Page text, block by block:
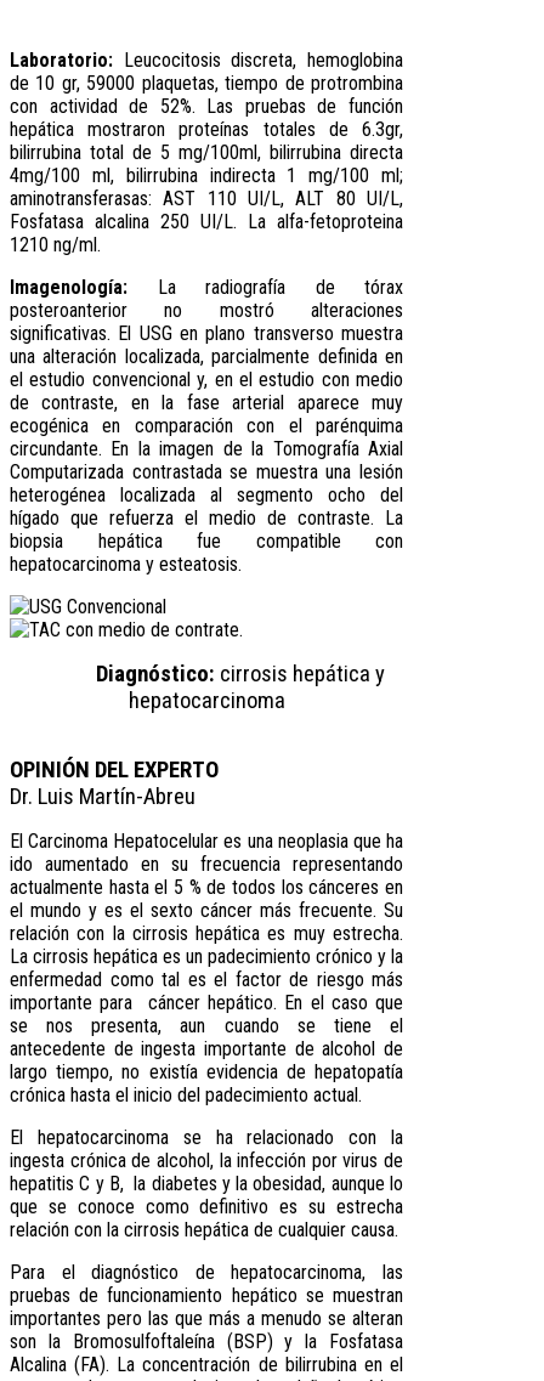
Laboratorio: Leucocitosis discreta, hemoglobina
de 10 gr, 59000 plaquetas, tiempo de protrombina
con actividad de 52%. Las pruebas de función
hepática mostraron proteínas totales de 6.3gr,
bilirrubina total de 5 mg/100ml, bilirrubina directa
4mg/100 ml, bilirrubina indirecta 1 mg/100 ml;
aminotransferasas: AST 110 UI/L, ALT 80 UI/L,
Fosfatasa alcalina 250 UI/L. La alfa-fetoproteina
1210 ng/ml.
Imagenología: La radiografía de tórax
posteroanterior no mostró alteraciones
significativas. El USG en plano transverso muestra
una alteración localizada, parcialmente definida en
el estudio convencional y, en el estudio con medio
de contraste, en la fase arterial aparece muy
ecogénica en comparación con el parénquima
circundante. En la imagen de la Tomografía Axial
Computarizada contrastada se muestra una lesión
heterogénea localizada al segmento ocho del
hígado que refuerza el medio de contraste. La
biopsia hepática fue compatible con
hepatocarcinoma y esteatosis.
Diagnóstico: cirrosis hepática y
hepatocarcinoma
OPINIÓN DEL EXPERTO
Dr. Luis Martín-Abreu
El Carcinoma Hepatocelular es una neoplasia que ha
ido aumentado en su frecuencia representando
actualmente hasta el 5 % de todos los cánceres en
el mundo y es el sexto cáncer más frecuente. Su
relación con la cirrosis hepática es muy estrecha.
La cirrosis hepática es un padecimiento crónico y la
enfermedad como tal es el factor de riesgo más
importante para cáncer hepático. En el caso que
se nos presenta, aun cuando se tiene el
antecedente de ingesta importante de alcohol de
largo tiempo, no existía evidencia de hepatopatía
crónica hasta el inicio del padecimiento actual.
El hepatocarcinoma se ha relacionado con la
ingesta crónica de alcohol, la infección por virus de
hepatitis C y B, la diabetes y la obesidad, aunque lo
que se conoce como definitivo es su estrecha
relación con la cirrosis hepática de cualquier causa.
Para el diagnóstico de hepatocarcinoma, las
pruebas de funcionamiento hepático se muestran
importantes pero las que más a menudo se alteran
son la Bromosulfoftaleína (BSP) y la Fosfatasa
Alcalina (FA). La concentración de bilirrubina en el